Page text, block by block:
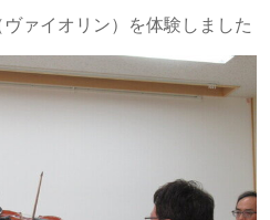
ァイオリン）を体験しました